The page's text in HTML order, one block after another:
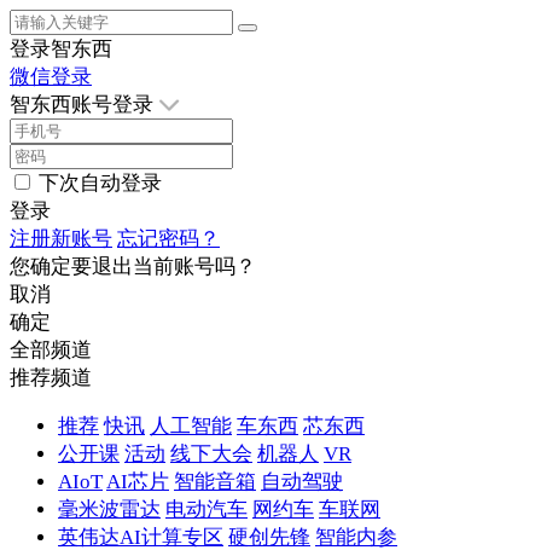
登录智东西
微信登录
智东西账号登录
下次自动登录
登录
注册新账号 忘记密码？
您确定要退出当前账号吗？
取消
确定
全部频道
推荐频道
推荐 快讯 人工智能 车东西 芯东西
公开课 活动 线下大会 机器人 VR
AIoT AI芯片 智能音箱 自动驾驶
毫米波雷达 电动汽车 网约车 车联网
英伟达AI计算专区 硬创先锋 智能内参